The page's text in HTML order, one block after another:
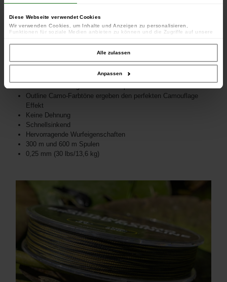
Diese Webseite verwendet Cookies
Wir verwenden Cookies, um Inhalte und Anzeigen zu personalisieren,
Funktionen für soziale Medien anbieten zu können und die Zugriffe auf unsere
unserer Website an unsere Partner für soziale Medien, Werbung und Analysen
weiter. Unsere Partner führen diese Informationen möglicherweise mit weiteren
Daten zusammen, die Sie ihnen bereitgestellt haben oder die sie im Rahmen
Ihrer Nutzung der Dienste gesammelt haben.
Alle zulassen
Anpassen
Outline Camo-Farbtöne ergeben den perfekten Camouflage
Effekt
Keine Dehnung
Schnellsinkend
Hervorragende Wurfeigenschaften
300 m und 600 m Spulen
0,25 mm (30 lbs/13,6 kg)